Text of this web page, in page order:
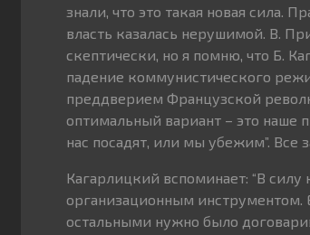
знали, что это такая новая сила.
власть казалась нерушимой. В.
скептически, но я помню, что Б.
падение коммунистического
преддверием Французской
оптимальный вариант – это наше
нас посадят, или мы убежим”. Все
Кагарлицкий вспоминает: “В
организационным инструментом.
остальными нужно было